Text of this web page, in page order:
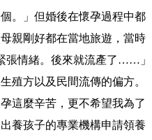
。」但婚後在懷孕過程中都
親剛好都在當地旅遊，當時
張情緒。後來就流產了……」
殖方以及民間流傳的偏方。
這麼辛苦，更不希望我為了
養孩子的專業機構申請領養